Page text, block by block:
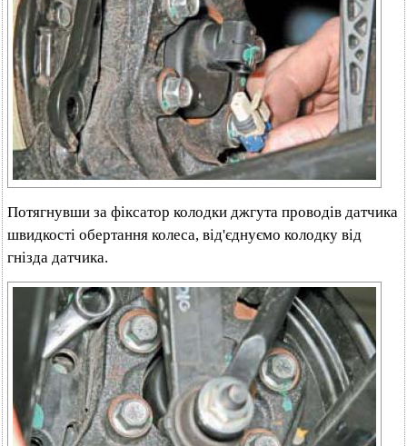
Потягнувши за фіксатор колодки джгута проводів датчика
швидкості обертання колеса, від'єднуємо колодку від
гнізда датчика.